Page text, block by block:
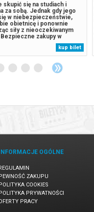
się na studiach i
za sobą. Jednak gdy jego
w niebezpieczeństwie,
obietnicę i ponownie
siły z nieoczekiwanym
zakupy w
odwołania wydarzenia,
zwrot środków
wysyłanym na adres...
kup bilet
INFORMACJE OGÓLNE
ZAKUPU
COOKIES
PRYWATNOŚCI
PRACY